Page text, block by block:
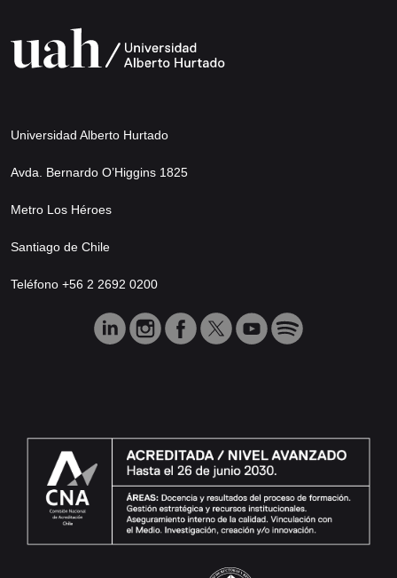
Universidad Alberto Hurtado
Avda. Bernardo O’Higgins 1825
Metro Los Héroes
Santiago de Chile
Teléfono +56 2 2692 0200